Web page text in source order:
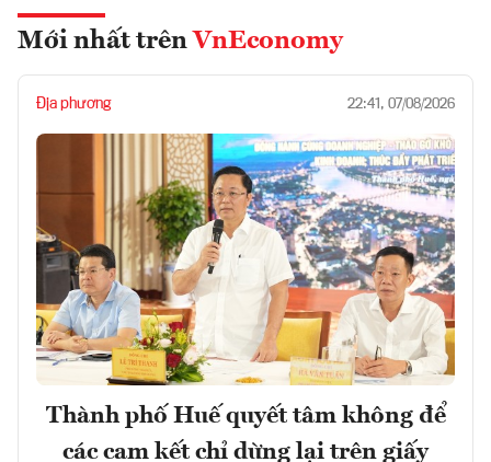
Mới nhất trên VnEconomy
Địa phương 22:41, 07/08/2026
Thành phố Huế quyết tâm không để
các cam kết chỉ dừng lại trên giấy